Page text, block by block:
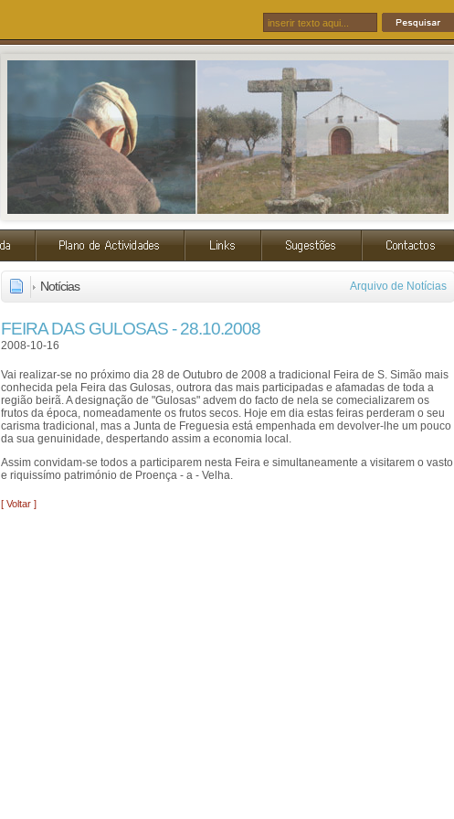
Notícias Arquivo de Notícias
FEIRA DAS GULOSAS - 28.10.2008
2008-10-16
Vai realizar-se no próximo dia 28 de Outubro de 2008 a tradicional Feira de S. Simão mais
conhecida pela Feira das Gulosas, outrora das mais participadas e afamadas de toda a
região beirã. A designação de "Gulosas" advem do facto de nela se comecializarem os
frutos da época, nomeadamente os frutos secos. Hoje em dia estas feiras perderam o seu
carisma tradicional, mas a Junta de Freguesia está empenhada em devolver-lhe um pouco
da sua genuinidade, despertando assim a economia local.
Assim convidam-se todos a participarem nesta Feira e simultaneamente a visitarem o vasto
e riquissímo património de Proença - a - Velha.
[ Voltar ]